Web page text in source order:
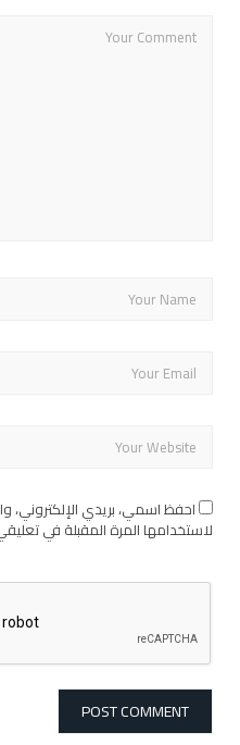
احفظ اسمي، بريدي الإلكتروني،
لاستخدامها المرة المقبلة في